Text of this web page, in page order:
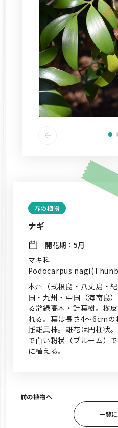
春の植物
ナギ
開花期： 5月
マキ
Podocarpus
本州（式根島・八丈島・
国・九州・中国（海南島
る常緑高木・針葉樹。樹
れる。葉は長さ4～6cmの
雌雄異株。雄花は円柱状
で白い粉状（ブルーム）
に植える。
前の植物へ
一覧